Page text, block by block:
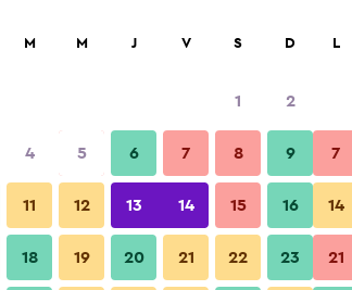
Oferta más barata de precio por noche
Proveedor Total noche
$171 Ver oferta
M M J V S D
1 2
4 5 6 7 8 9
11 12 13 14 15 16
18 19 20 21 22 23
L
7
14
21